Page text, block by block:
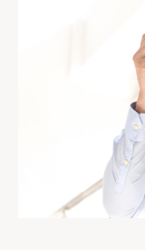
Devenir
Actualités